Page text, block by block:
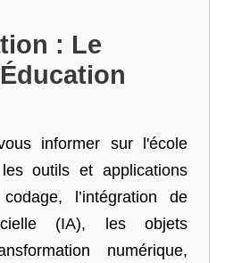
: Le
informer sur l'école
outils et applications
l’intégration de
(IA), les objets
numérique,